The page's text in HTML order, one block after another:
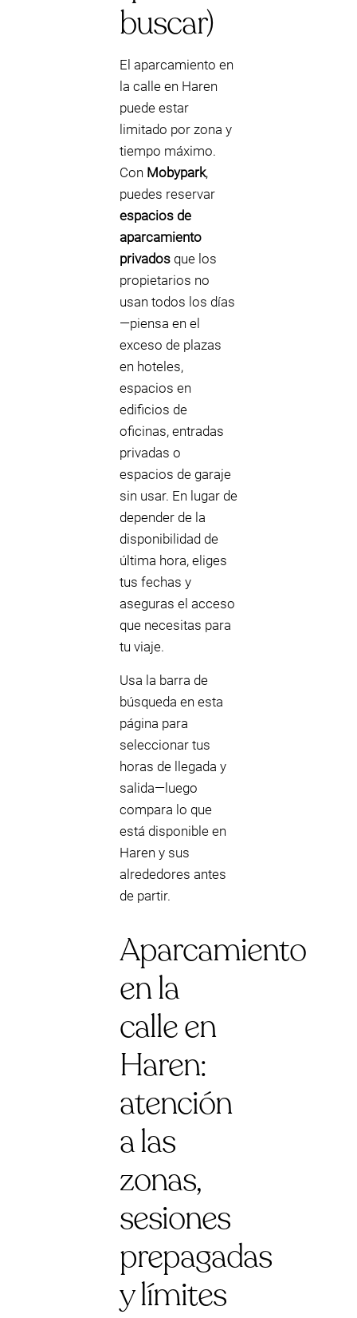
buscar)
El aparcamiento en
la calle en Haren
puede estar
limitado por zona y
tiempo máximo.
Con Mobypark,
puedes reservar
espacios de
aparcamiento
privados que los
propietarios no
usan todos los días
—piensa en el
exceso de plazas
en hoteles,
espacios en
edificios de
oficinas, entradas
privadas o
espacios de garaje
sin usar. En lugar de
depender de la
disponibilidad de
última hora, eliges
tus fechas y
aseguras el acceso
que necesitas para
tu viaje.
Usa la barra de
búsqueda en esta
página para
seleccionar tus
horas de llegada y
salida—luego
compara lo que
está disponible en
Haren y sus
alrededores antes
de partir.
Aparcamiento
en la
calle en
Haren:
atención
a las
zonas,
sesiones
prepagadas
y límites